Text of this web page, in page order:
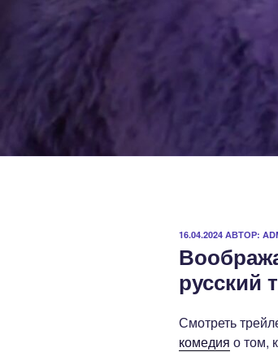
ОПУБЛИКОВАНО
16.04.2024 АВТОР:
русский
Смотреть
комедия о том,